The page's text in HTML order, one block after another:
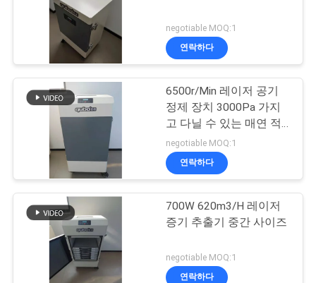
방폭 흡진장치
흡수 흡진장치
12
negotiable MOQ:1
연락하다
6500r/Min 레이저 공기
정제 장치 3000Pa 가지
고 다닐 수 있는 매연 적
출
negotiable MOQ:1
연락하다
700W 620m3/H 레이저
증기 추출기 중간 사이즈
negotiable MOQ:1
연락하다